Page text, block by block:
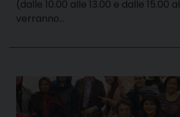
(dalle 10.00 alle 13.00 e dalle 15.00
verranno…